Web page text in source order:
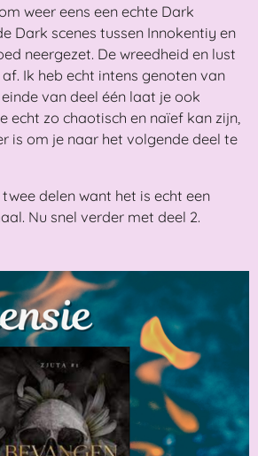
weer eens een echte Dark
Dark scenes tussen Innokentiy en
neergezet. De wreedheid en lust
Ik heb echt intens genoten van
van deel één laat je ook
echt zo chaotisch en naïef kan zijn,
is om je naar het volgende deel te
delen want het is echt een
Nu snel verder met deel 2.